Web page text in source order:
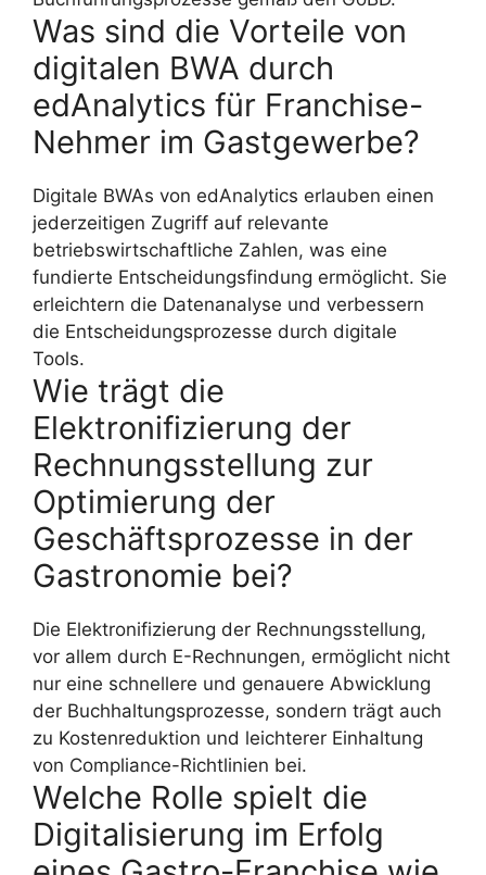
Was sind die Vorteile von
digitalen BWA durch
edAnalytics für Franchise-
Nehmer im Gastgewerbe?
Digitale BWAs von edAnalytics erlauben einen
jederzeitigen Zugriff auf relevante
betriebswirtschaftliche Zahlen, was eine
fundierte Entscheidungsfindung ermöglicht. Sie
erleichtern die Datenanalyse und verbessern
die Entscheidungsprozesse durch digitale
Tools.
Wie trägt die
Elektronifizierung der
Rechnungsstellung zur
Optimierung der
Geschäftsprozesse in der
Gastronomie bei?
Die Elektronifizierung der Rechnungsstellung,
vor allem durch E-Rechnungen, ermöglicht nicht
nur eine schnellere und genauere Abwicklung
der Buchhaltungsprozesse, sondern trägt auch
zu Kostenreduktion und leichterer Einhaltung
von Compliance-Richtlinien bei.
Welche Rolle spielt die
Digitalisierung im Erfolg